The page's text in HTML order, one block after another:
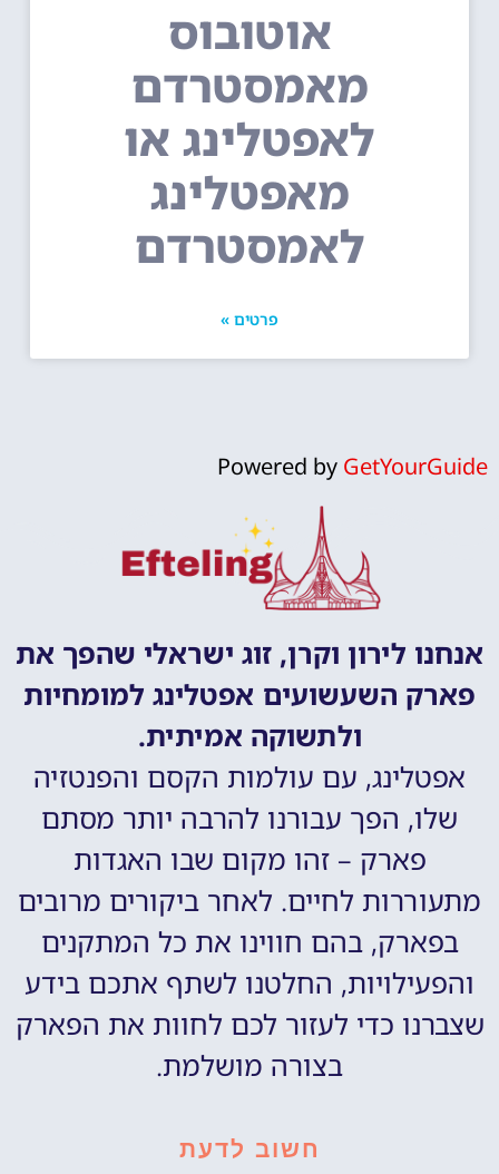
אוטובוס
מאמסטרדם
לאפטלינג או
מאפטלינג
לאמסטרדם
פרטים »
Powered by GetYourGuide
אנחנו לירון וקרן, זוג ישראלי שהפך את
פארק השעשועים אפטלינג למומחיות
ולתשוקה אמיתית.
אפטלינג, עם עולמות הקסם והפנטזיה
שלו, הפך עבורנו להרבה יותר מסתם
פארק – זהו מקום שבו האגדות
מתעוררות לחיים. לאחר ביקורים מרובים
בפארק, בהם חווינו את כל המתקנים
והפעילויות, החלטנו לשתף אתכם בידע
שצברנו כדי לעזור לכם לחוות את הפארק
בצורה מושלמת.
חשוב לדעת